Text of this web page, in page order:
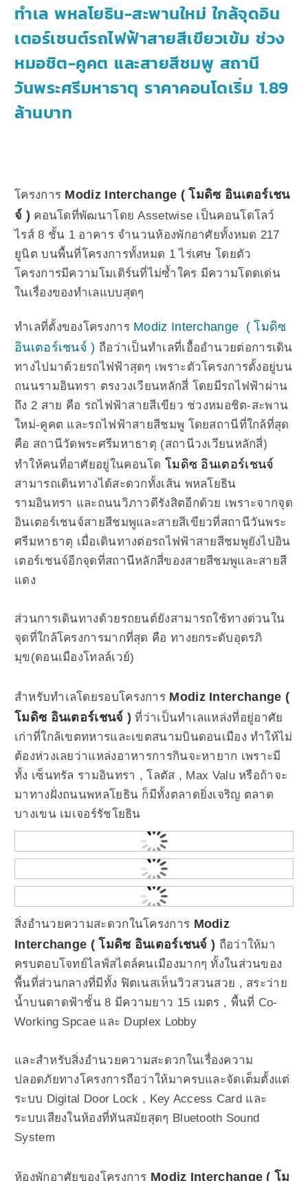
ทำเล พหลโยธิน-สะพานใหม่ ใกล้จุดอิน
เตอร์เชนต์รถไฟฟ้าสายสีเขียวเข้ม ช่วง
หมอชิต-คูคต และสายสีชมพู สถานี
วันพระศรีมหาธาตุ ราคาคอนโดเริ่ม 1.89
ล้านบาท
โครงการ Modiz Interchange ( โมดิซ อินเตอร์เชน
จ์ ) คอนโดที่พัฒนาโดย Assetwise เป็นคอนโดโลว์
ไรส์ 8 ชั้น 1 อาคาร จำนวนห้องพักอาศัยทั้งหมด 217
ยูนิต บนพื้นที่โครงการทั้งหมด 1 ไร่เศษ โดยตัว
โครงการมีความโมเดิร์นที่ไม่ซ้ำใคร มีความโดดเด่น
ในเรื่องของทำเลแบบสุดๆ
ทำเลที่ตั้งของโครงการ Modiz Interchange (โมดิซ
อินเตอร์เชนจ์ ) ถือว่าเป็นทำเลที่เอื้ออำนวยต่อการเดิน
ทางไปมาด้วยรถไฟฟ้าสุดๆ เพราะตัวโครงการตั้งอยู่บน
ถนนรามอินทรา ตรงวงเวียนหลักสี่ โดยมีรถไฟฟ้าผ่าน
ถึง 2 สาย คือ รถไฟฟ้าสายสีเขียว ช่วงหมอชิต-สะพาน
ใหม่-คูคต และรถไฟฟ้าสายสีชมพู โดยสถานีที่ใกล้ที่สุด
คือ สถานีวัดพระศรีมหาธาตุ (สถานีวงเวียนหลักสี่)
ทำให้คนที่อาศัยอยู่ในคอนโด โมดิซ อินเตอร์เชนจ์
สามารถเดินทางได้สะดวกทั้งเส้น พหลโยธิน
รามอินทรา และถนนวิภาวดีรังสิตอีกด้วย เพราะจากจุด
อินเตอร์เชนจ์สายสีชมพูและสายสีเขียวที่สถานีวันพระ
ศรีมหาธาตุ เมื่อเดินทางต่อรถไฟฟ้าสายสีชมพูยังไปอิน
เตอร์เชนจ์อีกจุดที่สถานีหลักสี่ของสายสีชมพูและสายสี
แดง
ส่วนการเดินทางด้วยรถยนต์ยังสามารถใช้ทางด่วนใน
จุดที่ใกล้โครงการมากที่สุด คือ ทางยกระดับอุดรภิ
มุข(ดอนเมืองโทลล์เวย์)
สำหรับทำเลโดยรอบโครงการ Modiz Interchange (
โมดิซ อินเตอร์เชนจ์ ) ที่ว่าเป็นทำเลแหล่งที่อยู่อาศัย
เก่าที่ใกล้เขตทหารและเขตสนามบินดอนเมือง ทำให้ไม่
ต้องห่วงเลยว่าแหล่งอาหารการกินจะหายาก เพราะมี
ทั้ง เซ็นทรัล รามอินทรา , โลตัส , Max Valu หรือถ้าจะ
มาทางฝั่งถนนพหลโยธิน ก็มีทั้งตลาดยิ่งเจริญ ตลาด
บางเขน เมเจอร์รัชโยธิน
สิ่งอำนวยความสะดวกในโครงการ Modiz
Interchange ( โมดิซ อินเตอร์เชนจ์ ) ถือว่าให้มา
ครบตอบโจทย์ไลฟ์สไตล์คนเมืองมากๆ ทั้งในส่วนของ
พื้นที่ส่วนกลางที่มีทั้ง ฟิตเนสเห็นวิวสวนสวย , สระว่าย
น้ำบนดาดฟ้าชั้น 8 มีความยาว 15 เมตร , พื้นที่ Co-
Working Spcae และ Duplex Lobby
และสำหรับสิ่งอำนวยความสะดวกในเรื่องความ
ปลอดภัยทางโครงการถือว่าให้มาครบและจัดเต็มตั้งแต่
ระบบ Digital Door Lock , Key Access Card และ
ระบบเสียงในห้องที่ทันสมัยสุดๆ Bluetooth Sound
System
ห้องพักอาศัยของโครงการ Modiz Interchange ( โม